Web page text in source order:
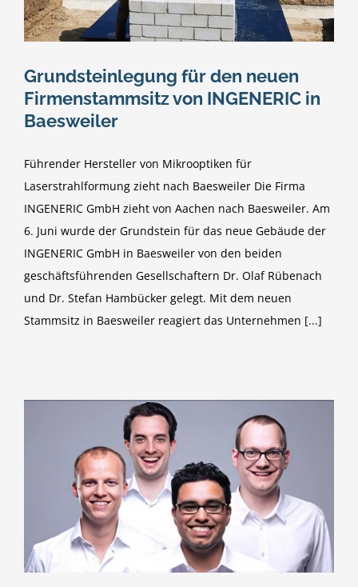
Grundsteinlegung für den neuen
Firmenstammsitz von INGENERIC in
Baesweiler
Führender Hersteller von Mikrooptiken für
Laserstrahlformung zieht nach Baesweiler Die Firma
INGENERIC GmbH zieht von Aachen nach Baesweiler. Am
6. Juni wurde der Grundstein für das neue Gebäude der
INGENERIC GmbH in Baesweiler von den beiden
geschäftsführenden Gesellschaftern Dr. Olaf Rübenach
und Dr. Stefan Hambücker gelegt. Mit dem neuen
Stammsitz in Baesweiler reagiert das Unternehmen [...]